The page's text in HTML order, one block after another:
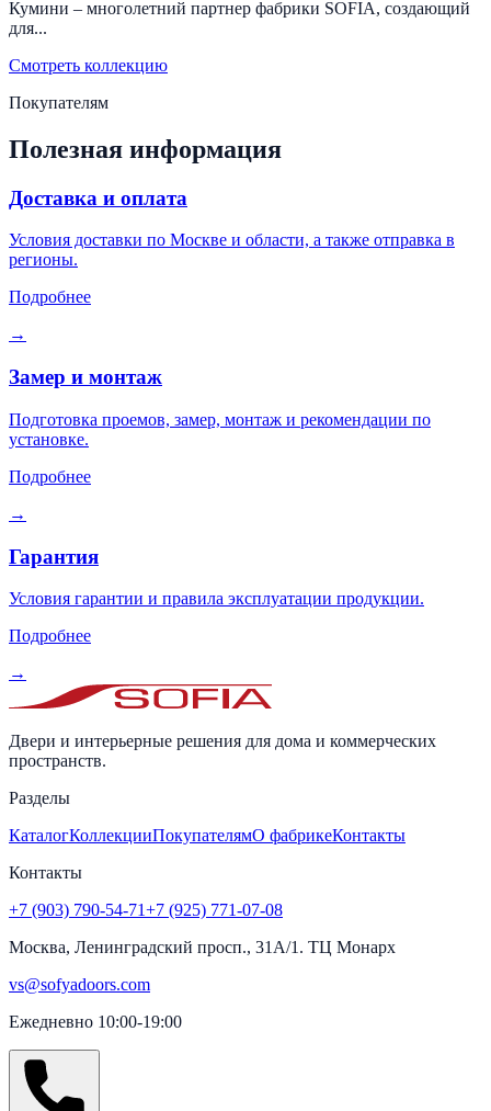
Кумини – многолетний партнер фабрики SOFIA, создающий
для...
Смотреть коллекцию
Покупателям
Полезная информация
Доставка и оплата
Условия доставки по Москве и области, а также отправка в
регионы.
Подробнее
→
Замер и монтаж
Подготовка проемов, замер, монтаж и рекомендации по
установке.
Подробнее
→
Гарантия
Условия гарантии и правила эксплуатации продукции.
Подробнее
→
Двери и интерьерные решения для дома и коммерческих
пространств.
Разделы
КаталогКоллекцииПокупателямО фабрикеКонтакты
Контакты
+7 (903) 790-54-71+7 (925) 771-07-08
Москва, Ленинградский просп., 31А/1. ТЦ Монарх
vs@sofyadoors.com
Ежедневно 10:00-19:00